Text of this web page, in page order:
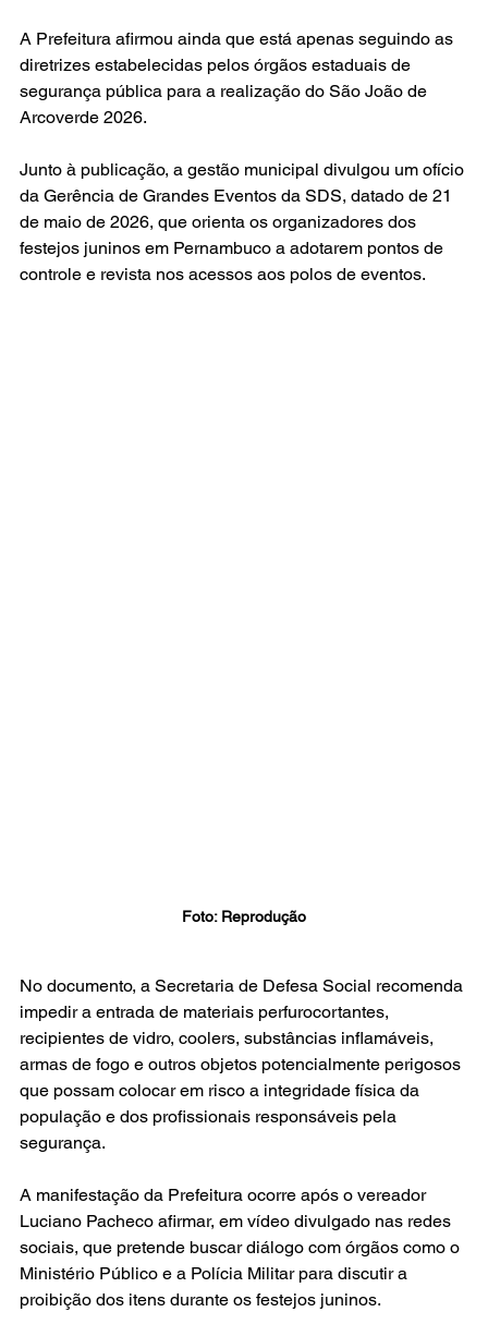
A Prefeitura afirmou ainda que está apenas seguindo as
diretrizes estabelecidas pelos órgãos estaduais de
segurança pública para a realização do São João de
Arcoverde 2026.
Junto à publicação, a gestão municipal divulgou um ofício
da Gerência de Grandes Eventos da SDS, datado de 21
de maio de 2026, que orienta os organizadores dos
festejos juninos em Pernambuco a adotarem pontos de
controle e revista nos acessos aos polos de eventos.
Foto: Reprodução
No documento, a Secretaria de Defesa Social recomenda
impedir a entrada de materiais perfurocortantes,
recipientes de vidro, coolers, substâncias inflamáveis,
armas de fogo e outros objetos potencialmente perigosos
que possam colocar em risco a integridade física da
população e dos profissionais responsáveis pela
segurança.
A manifestação da Prefeitura ocorre após o vereador
Luciano Pacheco afirmar, em vídeo divulgado nas redes
sociais, que pretende buscar diálogo com órgãos como o
Ministério Público e a Polícia Militar para discutir a
proibição dos itens durante os festejos juninos.